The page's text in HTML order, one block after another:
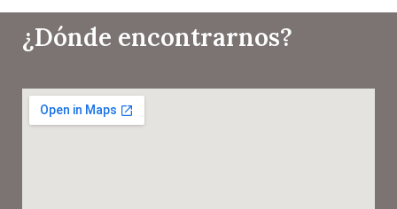
¿Dónde encontrarnos?